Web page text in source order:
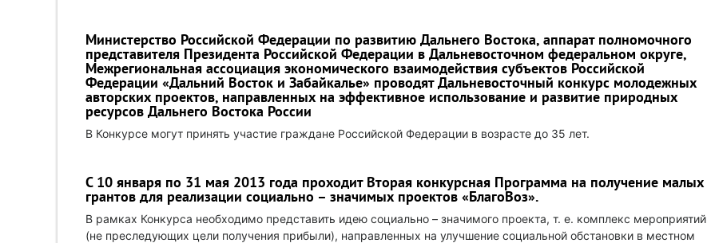
Министерство Российской Федерации по развитию Дальнего Востока, аппарат полномочного
представителя Президента Российской Федерации в Дальневосточном федеральном округе,
Межрегиональная ассоциация экономического взаимодействия субъектов Российской
Федерации «Дальний Восток и Забайкалье» проводят Дальневосточный конкурс молодежных
авторских проектов, направленных на эффективное использование и развитие природных
ресурсов Дальнего Востока России
В Конкурсе могут принять участие граждане Российской Федерации в возрасте до 35 лет.
С 10 января по 31 мая 2013 года проходит Вторая конкурсная Программа на получение малых
грантов для реализации социально – значимых проектов «БлагоВоз».
В рамках Конкурса необходимо представить идею социально – значимого проекта, т. е. комплекс мероприятий
(не преследующих цели получения прибыли), направленных на улучшение социальной обстановки в местном